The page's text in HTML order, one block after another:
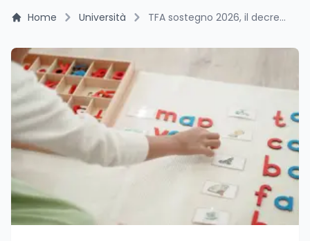
Home Università TFA sostegno 2026, il decreto taglia 5.543 posti: prove dal 14 luglio